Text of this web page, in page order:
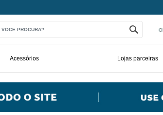
Acessórios Lojas parceiras